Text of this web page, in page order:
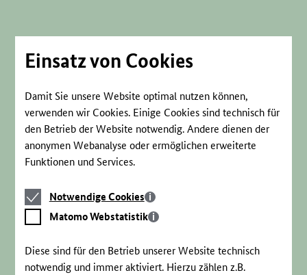
Einsatz von Cookies
Damit Sie unsere Website optimal nutzen können,
verwenden wir Cookies. Einige Cookies sind technisch für
den Betrieb der Website notwendig. Andere dienen der
anonymen Webanalyse oder ermöglichen erweiterte
Funktionen und Services.
Notwendige
Cookies
Notwendige Cookies
Matomo
Webstatistik
Matomo Webstatistik
Diese sind für den Betrieb unserer Website technisch
notwendig und immer aktiviert. Hierzu zählen z.B.